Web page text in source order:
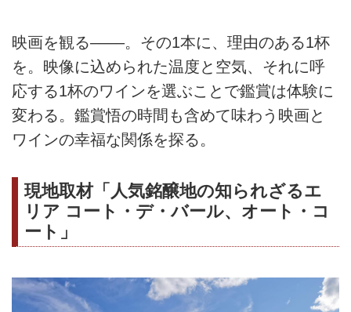
映画を観る––––。その1本に、理由のある1杯
を。映像に込められた温度と空気、それに呼
応する1杯のワインを選ぶことで鑑賞は体験に
変わる。鑑賞悟の時間も含めて味わう映画と
ワインの幸福な関係を探る。
現地取材「人気銘醸地の知られざるエ
リア コート・デ・バール、オート・コ
ート」